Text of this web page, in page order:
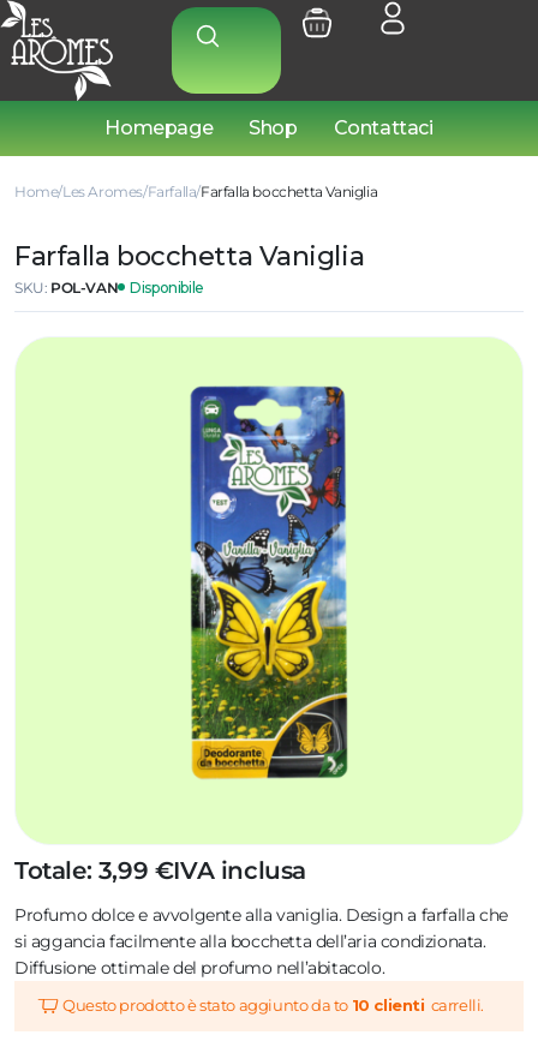
Homepage Shop Contattaci
Home Les Aromes Farfalla Farfalla bocchetta Vaniglia
Farfalla bocchetta Vaniglia
SKU: POL-VAN Disponibile
IVA inclusa
Totale: 3,99 €
Profumo dolce e avvolgente alla vaniglia. Design a farfalla che
si aggancia facilmente alla bocchetta dell’aria condizionata.
Diffusione ottimale del profumo nell’abitacolo.
Questo prodotto è stato aggiunto da to 10 clienti carrelli.